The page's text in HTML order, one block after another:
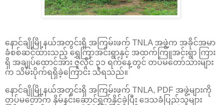
နောင်ချိုမြို့နယ်အတွင်းရှိ အကြမ်းဖက် TNLA အဖွဲ့က အခိုင်အမာ
ခံစစ်ဆင်ထားသည့် ရွှေကြာအင်းရွာနှင့် အထက်ကြူအင်းရွာ ကြား
ရှိ အချုပ်ထောင်အား ဇူလိုင် ၃၁ ရက်နေ့တွင် တပ်မတော်သားများ
က သိမ်းပိုက်ရရှိခဲ့ကြောင်း သိရသည်။
နောင်ချိုမြို့နယ်အတွင်းရှိ အကြမ်းဖက် TNLA, PDF အဖွဲ့များကို
တပ်မတော်က နှိမ်နင်းဆောင်ရွက်နိုင်ခဲ့ပြီး ဒေသခံပြည်သူများ